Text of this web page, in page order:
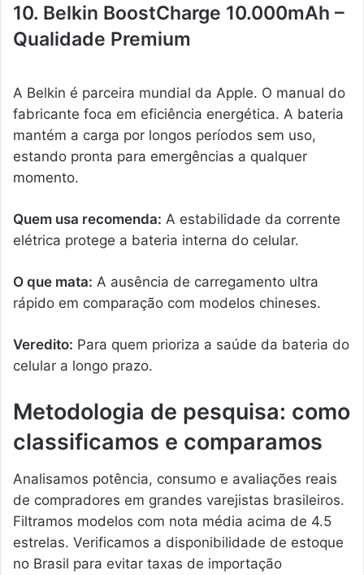
10. Belkin BoostCharge 10.000mAh –
Qualidade Premium
A Belkin é parceira mundial da Apple. O manual do
fabricante foca em eficiência energética. A bateria
mantém a carga por longos períodos sem uso,
estando pronta para emergências a qualquer
momento.
Quem usa recomenda: A estabilidade da corrente
elétrica protege a bateria interna do celular.
O que mata: A ausência de carregamento ultra
rápido em comparação com modelos chineses.
Veredito: Para quem prioriza a saúde da bateria do
celular a longo prazo.
Metodologia de pesquisa: como
classificamos e comparamos
Analisamos potência, consumo e avaliações reais
de compradores em grandes varejistas brasileiros.
Filtramos modelos com nota média acima de 4.5
estrelas. Verificamos a disponibilidade de estoque
no Brasil para evitar taxas de importação